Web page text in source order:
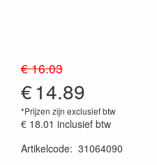
€ 16.03
€14.89
*Prijzen zijn exclusief btw
€ 18.01 inclusief btw
Artikelcode: 31064090